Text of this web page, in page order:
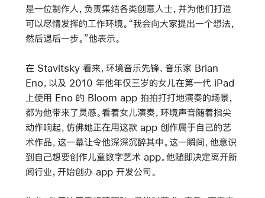
是一位制作人，负责集结各类创意人士，并为他们打造
可以尽情发挥的工作环境。“我会向大家提出一个想法，
然后退后一步。”他表示。
在 Stavitsky 看来，环境音乐先锋、音乐家 Brian
Eno，以及 2010 年他年仅三岁的女儿在第一代 iPad
上使用 Eno 的 Bloom app 拍拍打打地演奏的场景，
都为他带来了灵感。看着女儿演奏，环境声音随着指尖
动作响起，仿佛她正在用这款 app 创作属于自己的艺
术作品，这一幕让令他深深沉醉其中。这一瞬间，他意识
到自己想要创作儿童数字艺术 app。他随即决定离开新
闻行业，开始创办 app 开发公司。